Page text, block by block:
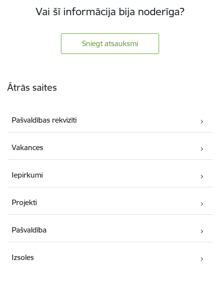
Vai šī informācija bija noderīga?
Sniegt atsauksmi
Ātrās saites
Pašvaldības rekvizīti
Vakances
Iepirkumi
Projekti
Pašvaldība
Izsoles